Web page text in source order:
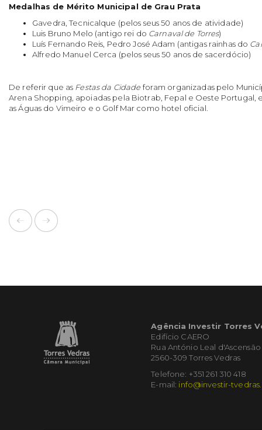
Medalhas de Mérito Municipal de Grau Prata
Gavedra, Tecnicalque (pelos seus 50 anos de atividade)
Luis Bruno Melo (antigo rei do Carnaval de Torres)
Luís Fernando Reis, Pedro José Adam (antigas rainhas do
Alfredo Manuel Cerca (pelos seus 50 anos de sacerdócio)
De referir que as Festas da Cidade foram organizadas pelo
Arena Shopping, apoiadas pela Biotrab, Fepal e Oeste Portugal,
as Águas do Vimeiro e o Golf Mar como hotel oficial.
Agência Investir Torres
Edifício CAERO
Rua António Leal d'Ascensão
2560-309 Torres Vedras
Telefone: +351 261 310 418
E-mail: info@investir-